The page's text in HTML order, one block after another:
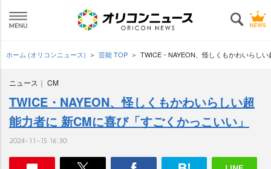
ホーム (オリコンニュース) 芸能 TOP TWICE・NAYEON、怪しくもかわいらし
ニュース CM
TWICE・NAYEON、怪しくもかわいらしい超
能力者に 新CMに喜び「すごくかっこいい」
2024-11-15 16:30